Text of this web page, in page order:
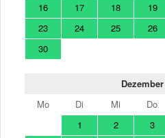
16
17 18 19
23
24 25 26
30
Mo
Di Mi Do
1
2 3